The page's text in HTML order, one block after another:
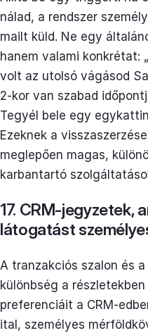
nálad, a rendszer
mailt küld. Ne egy
hanem valami konkrétat:
volt az utolsó vágásod
2-kor van szabad
Tegyél bele egy
Ezeknek a
meglepően magas,
karbantartó
17. CRM-jegyzetek,
látogatást
A tranzakciós szalon és
különbség a
preferenciáit a CRM-
ital, személyes